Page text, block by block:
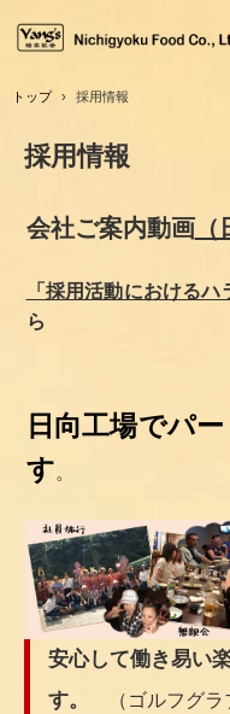
トップ › 採用情報
採用情報
会社ご案内動画（
「採用活動におけるハ
ら
日向工場でパ
す。
安心して働き易い
す。
（ゴルフグラ